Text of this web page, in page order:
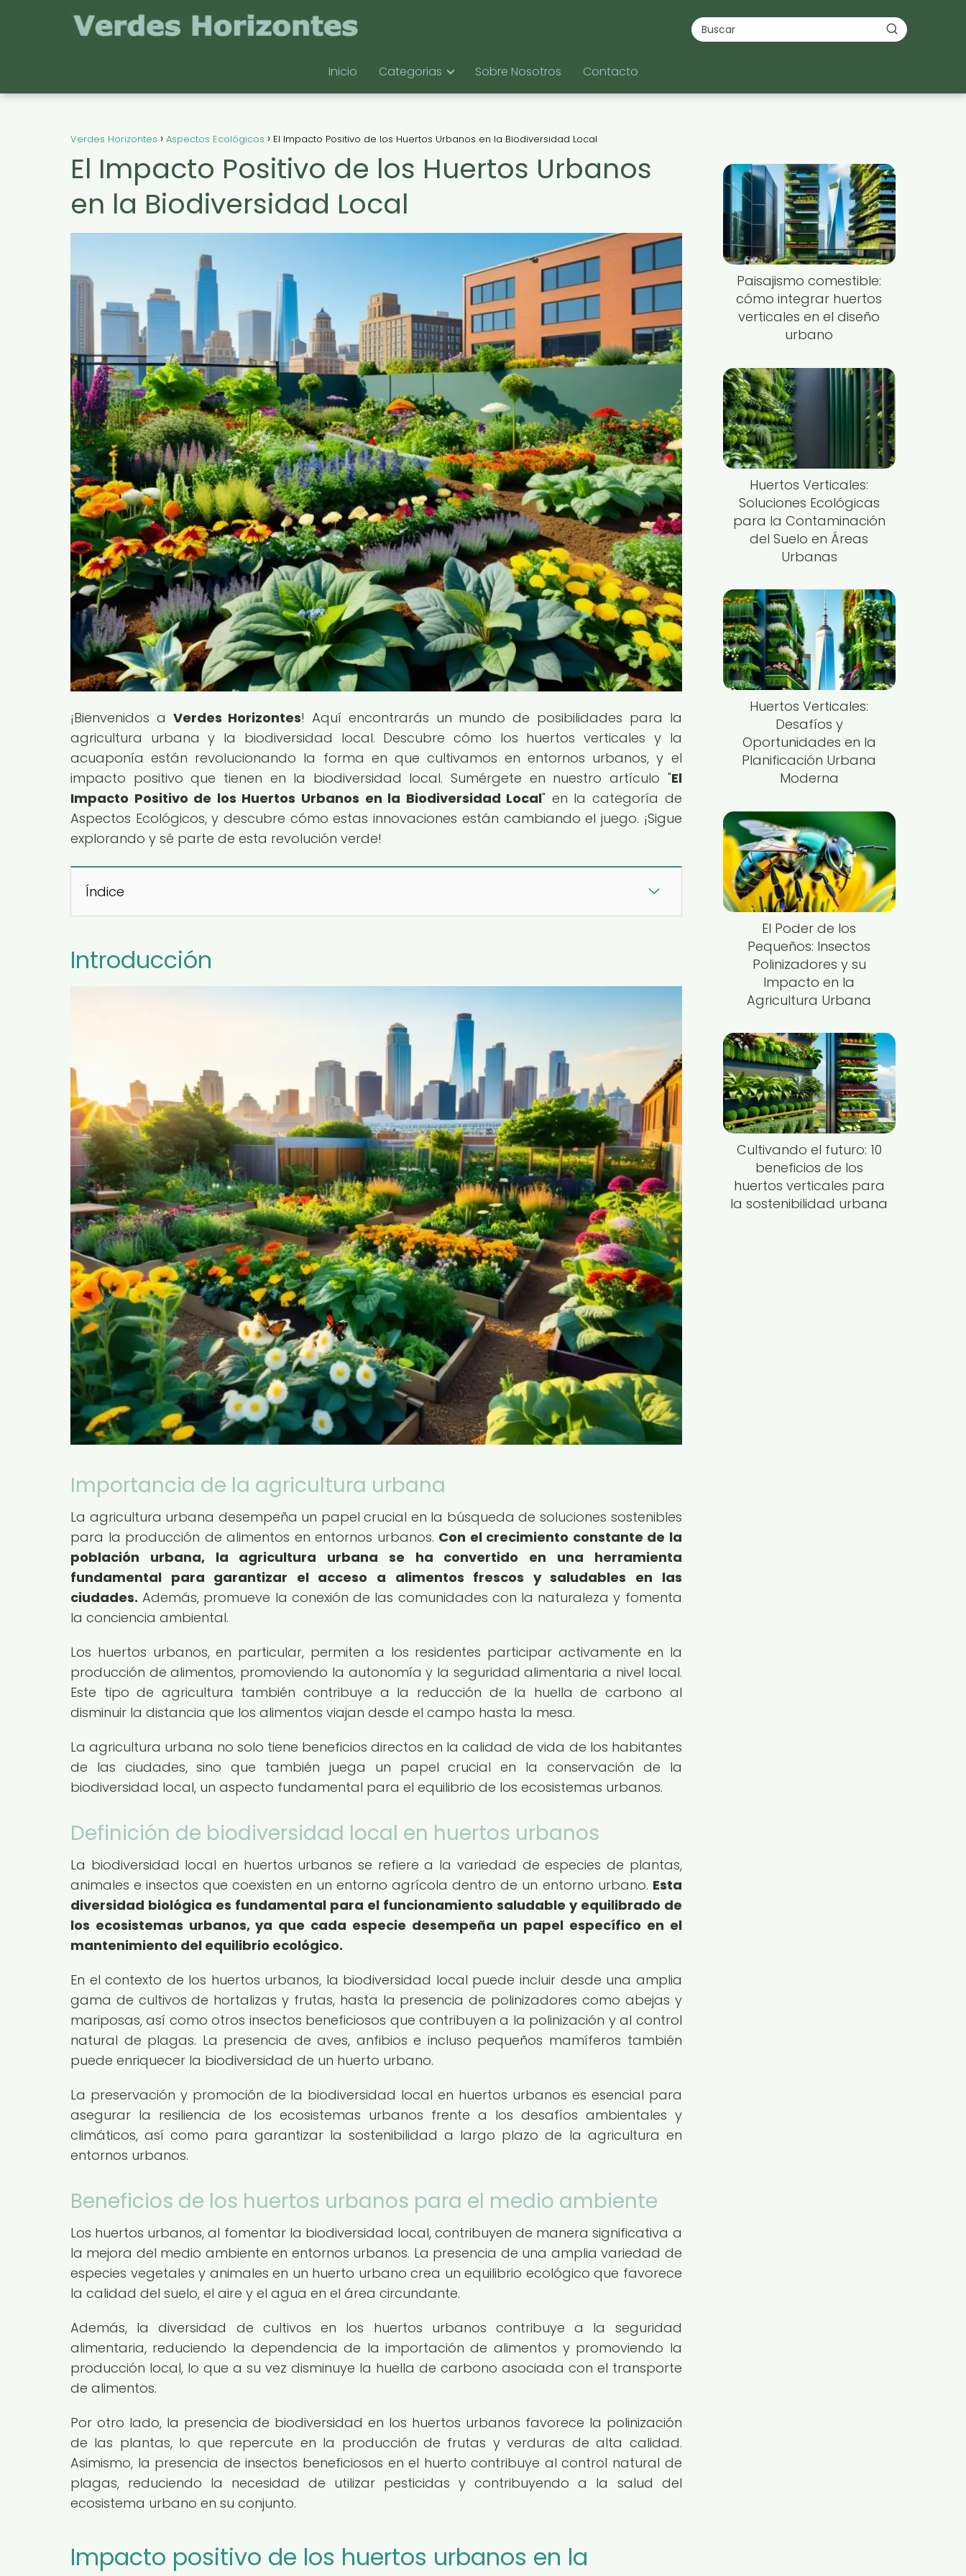
Inicio Categorias Sobre Nosotros Contacto
Verdes Horizontes Aspectos Ecológicos El Impacto Positivo de los Huertos Urbanos en la Biodiversidad Local
El Impacto Positivo de los Huertos Urbanos
en la Biodiversidad Local
¡Bienvenidos a Verdes Horizontes! Aquí encontrarás un mundo de posibilidades para la
agricultura urbana y la biodiversidad local. Descubre cómo los huertos verticales y la
acuaponía están revolucionando la forma en que cultivamos en entornos urbanos, y el
impacto positivo que tienen en la biodiversidad local. Sumérgete en nuestro artículo "El
Impacto Positivo de los Huertos Urbanos en la Biodiversidad Local" en la categoría de
Aspectos Ecológicos, y descubre cómo estas innovaciones están cambiando el juego. ¡Sigue
explorando y sé parte de esta revolución verde!
Índice
Introducción
Importancia de la agricultura urbana
La agricultura urbana desempeña un papel crucial en la búsqueda de soluciones sostenibles
para la producción de alimentos en entornos urbanos. Con el crecimiento constante de la
población urbana, la agricultura urbana se ha convertido en una herramienta
fundamental para garantizar el acceso a alimentos frescos y saludables en las
ciudades. Además, promueve la conexión de las comunidades con la naturaleza y fomenta
la conciencia ambiental.
Los huertos urbanos, en particular, permiten a los residentes participar activamente en la
producción de alimentos, promoviendo la autonomía y la seguridad alimentaria a nivel local.
Este tipo de agricultura también contribuye a la reducción de la huella de carbono al
disminuir la distancia que los alimentos viajan desde el campo hasta la mesa.
La agricultura urbana no solo tiene beneficios directos en la calidad de vida de los habitantes
de las ciudades, sino que también juega un papel crucial en la conservación de la
biodiversidad local, un aspecto fundamental para el equilibrio de los ecosistemas urbanos.
Definición de biodiversidad local en huertos urbanos
La biodiversidad local en huertos urbanos se refiere a la variedad de especies de plantas,
animales e insectos que coexisten en un entorno agrícola dentro de un entorno urbano. Esta
diversidad biológica es fundamental para el funcionamiento saludable y equilibrado de
los ecosistemas urbanos, ya que cada especie desempeña un papel específico en el
mantenimiento del equilibrio ecológico.
En el contexto de los huertos urbanos, la biodiversidad local puede incluir desde una amplia
gama de cultivos de hortalizas y frutas, hasta la presencia de polinizadores como abejas y
mariposas, así como otros insectos beneficiosos que contribuyen a la polinización y al control
natural de plagas. La presencia de aves, anfibios e incluso pequeños mamíferos también
puede enriquecer la biodiversidad de un huerto urbano.
La preservación y promoción de la biodiversidad local en huertos urbanos es esencial para
asegurar la resiliencia de los ecosistemas urbanos frente a los desafíos ambientales y
climáticos, así como para garantizar la sostenibilidad a largo plazo de la agricultura en
entornos urbanos.
Beneficios de los huertos urbanos para el medio ambiente
Los huertos urbanos, al fomentar la biodiversidad local, contribuyen de manera significativa a
la mejora del medio ambiente en entornos urbanos. La presencia de una amplia variedad de
especies vegetales y animales en un huerto urbano crea un equilibrio ecológico que favorece
la calidad del suelo, el aire y el agua en el área circundante.
Además, la diversidad de cultivos en los huertos urbanos contribuye a la seguridad
alimentaria, reduciendo la dependencia de la importación de alimentos y promoviendo la
producción local, lo que a su vez disminuye la huella de carbono asociada con el transporte
de alimentos.
Por otro lado, la presencia de biodiversidad en los huertos urbanos favorece la polinización
de las plantas, lo que repercute en la producción de frutas y verduras de alta calidad.
Asimismo, la presencia de insectos beneficiosos en el huerto contribuye al control natural de
plagas, reduciendo la necesidad de utilizar pesticidas y contribuyendo a la salud del
ecosistema urbano en su conjunto.
Impacto positivo de los huertos urbanos en la
Paisajismo comestible:
cómo integrar huertos
verticales en el diseño
urbano
Huertos Verticales:
Soluciones Ecológicas
para la Contaminación
del Suelo en Áreas
Urbanas
Huertos Verticales:
Desafíos y
Oportunidades en la
Planificación Urbana
Moderna
El Poder de los
Pequeños: Insectos
Polinizadores y su
Impacto en la
Agricultura Urbana
Cultivando el futuro: 10
beneficios de los
huertos verticales para
la sostenibilidad urbana